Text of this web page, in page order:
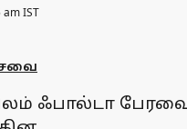
IST
ஃபால்டா